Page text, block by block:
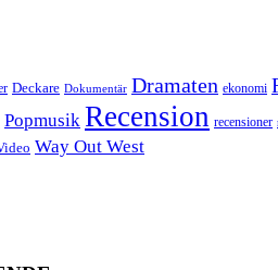
Deckare Dokumentär Dramaten ekonomi
Popmusik Recension recensioner
Way Out West